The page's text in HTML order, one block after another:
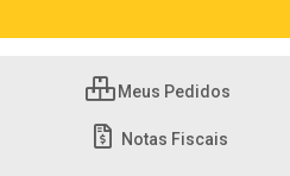
Meus Pedidos
Notas Fiscais